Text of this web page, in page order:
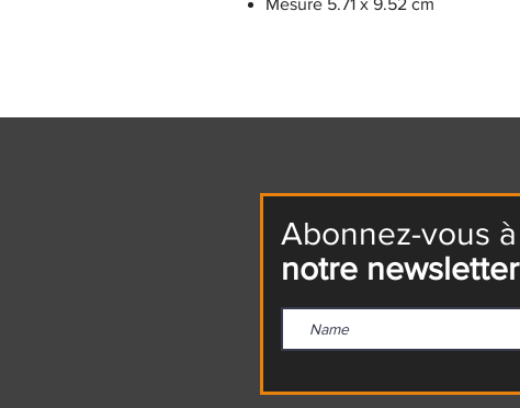
Mesure 5.71 x 9.52 cm
Abonnez-vous à
notre newsletter